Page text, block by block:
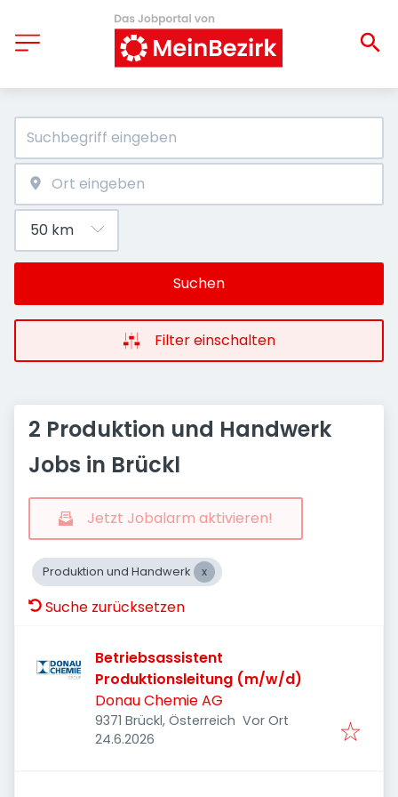
Suchen
Filter einschalten
2 Produktion und Handwerk
Jobs in Brückl
Jetzt Jobalarm aktivieren!
Produktion und Handwerk
Suche zurücksetzen
Betriebsassistent
Produktionsleitung (m/w/d)
Donau Chemie AG
9371 Brückl, Österreich Vor Ort
Veröffentlicht
24.6.2026